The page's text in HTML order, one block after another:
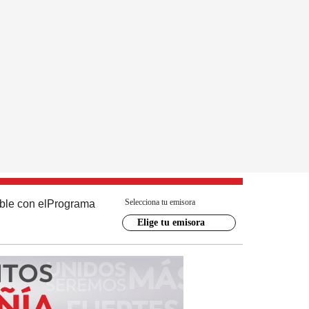
con el Programa Selecciona tu emisora
Elige tu emisora